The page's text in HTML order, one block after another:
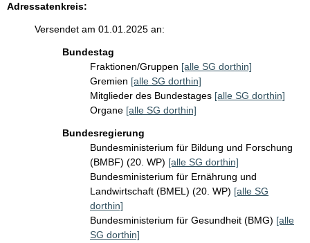
Adressatenkreis:
Versendet am 01.01.2025 an:
Bundestag
Fraktionen/Gruppen [alle SG dorthin]
Gremien [alle SG dorthin]
Mitglieder des Bundestages [alle SG dorthin]
Organe [alle SG dorthin]
Bundesregierung
Bundesministerium für Bildung und Forschung
(BMBF) (20. WP) [alle SG dorthin]
Bundesministerium für Ernährung und
Landwirtschaft (BMEL) (20. WP) [alle SG
dorthin]
Bundesministerium für Gesundheit (BMG) [alle
SG dorthin]